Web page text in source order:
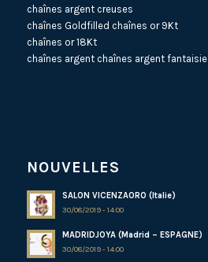
chaînes argent creuses
chaînes Goldfilled chaînes or 9Kt
chaînes or 18Kt
chaînes argent chaînes argent fantaisie
NOUVELLES
SALON VICENZAORO (Italie)
30/08/2019 - 14:00
MADRIDJOYA (Madrid – ESPAGNE)
30/08/2019 - 14:00